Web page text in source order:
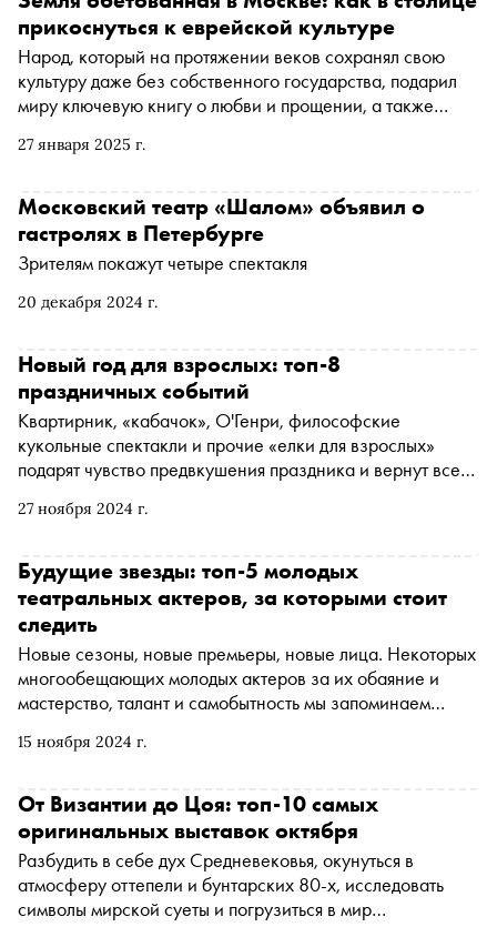
27 января 2025 г.
прикоснуться к еврейской культуре
Народ, который на протяжении веков сохранял свою
культуру даже без собственного государства, подарил
миру ключевую книгу о любви и прощении, а также
Земли всегда были рассеяны по миру, поэтому отголоски
тихих улочках центра города, на экране, в книжном
магазине... «Сноб» собрал для вас 5 возможностей
взглянуть на события прошлого в современном
творческом прочтении, понятном даже детям
20 декабря 2024 г.
Московский театр «Шалом» объявил о
гастролях в Петербурге
Зрителям покажут четыре спектакля
27 ноября 2024 г.
Новый год для взрослых: топ-8
праздничных событий
Квартирник, «кабачок», О'Генри, философские
кукольные спектакли и прочие «елки для взрослых»
подарят чувство предвкушения праздника и вернут всех
15 ноября 2024 г.
Будущие звезды: топ-5 молодых
театральных актеров, за которыми стоит
следить
Новые сезоны, новые премьеры, новые лица. Некоторых
многообещающих молодых актеров за их обаяние и
мастерство, талант и самобытность мы запоминаем
театрах и свежих неординарных постановках. Вот
«Сноб»
От Византии до Цоя: топ-10 самых
оригинальных выставок октября
Разбудить в себе дух Средневековья, окунуться в
атмосферу оттепели и бунтарских 80-х, исследовать
символы мирской суеты и погрузиться в мир